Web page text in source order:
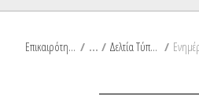
Επικαιρότητα / Δελτία Τύπου /